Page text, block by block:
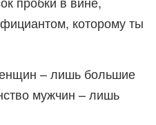
которому ты
– лишь большие
мужчин – лишь